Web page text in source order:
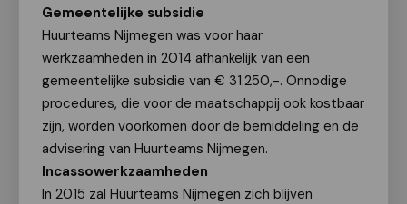
Gemeentelijke subsidie
Huurteams Nijmegen was voor haar
werkzaamheden in 2014 afhankelijk van een
gemeentelijke subsidie van € 31.250,-. Onnodige
procedures, die voor de maatschappij ook kostbaar
zijn, worden voorkomen door de bemiddeling en de
advisering van Huurteams Nijmegen.
Incassowerkzaamheden
In 2015 zal Huurteams Nijmegen zich blijven